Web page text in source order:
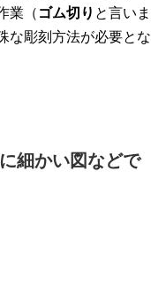
業（ ゴム切り と言いま
な彫刻方法が必要とな
細かい図などで